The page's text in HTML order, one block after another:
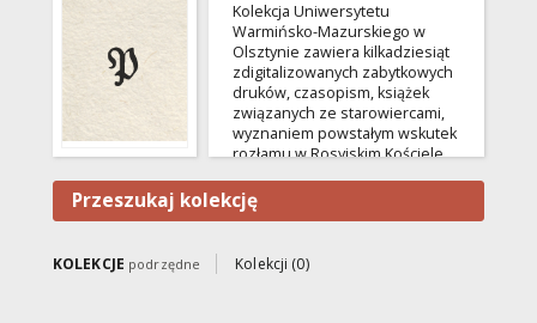
Kolekcja Uniwersytetu
Warmińsko-Mazurskiego w
Olsztynie zawiera kilkadziesiąt
zdigitalizowanych zabytkowych
druków, czasopism, książek
związanych ze starowiercami,
wyznaniem powstałym wskutek
rozłamu w Rosyjskim Kościele
Przeszukaj kolekcję
KOLEKCJE podrzędne Kolekcji (0)